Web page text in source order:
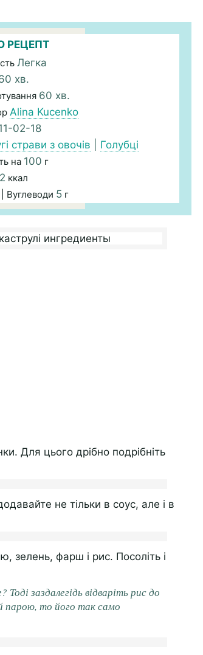
РЕЦЕПТ
Легка
хв.
60 хв.
Alina Kucenko
02-18
страви з овочів Голубці
на 100 г
ккал
| Вуглеводи 5г
Для цього дрібно подрібніть
не тільки в соус, але і в
зелень, фарш і рис. Посоліть і
заздалегідь відваріть рис до
парою, то його так само